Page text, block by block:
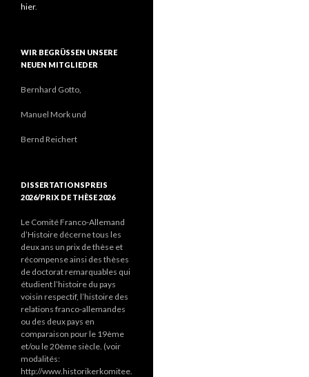
hier.
WIR BEGRÜSSEN UNSERE N
EUEN MITGLIEDER
Bernhard Gotto,
Manuel Mork und
Bernd Reichert
DISSERTATIONSPREIS
2026/PRIX DE THÈSE 2026
Le Comité Franco-Allemand
d’Histoire décerne tous les
deux ans un prix de thèse et
récompense ainsi des thèses
de doctorat remarquables qui
étudient l’histoire du pays
voisin respectif, l’histoire des
relations franco-allemandes
ou des deux pays en
comparaison pour le 19ème
et/ou le 20ème siècle. (voir
modalités:
http://www.historikerkomitee.